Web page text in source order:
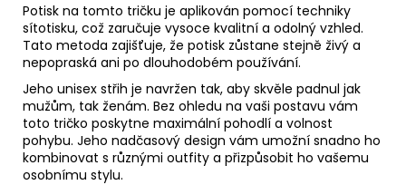
Potisk na tomto tričku je aplikován pomocí techniky
sítotisku, což zaručuje vysoce kvalitní a odolný vzhled.
Tato metoda zajišťuje, že potisk zůstane stejně živý a
nepopraská ani po dlouhodobém používání.
Jeho unisex střih je navržen tak, aby skvěle padnul jak
mužům, tak ženám. Bez ohledu na vaši postavu vám
toto tričko poskytne maximální pohodlí a volnost
pohybu. Jeho nadčasový design vám umožní snadno ho
kombinovat s různými outfity a přizpůsobit ho vašemu
osobnímu stylu.